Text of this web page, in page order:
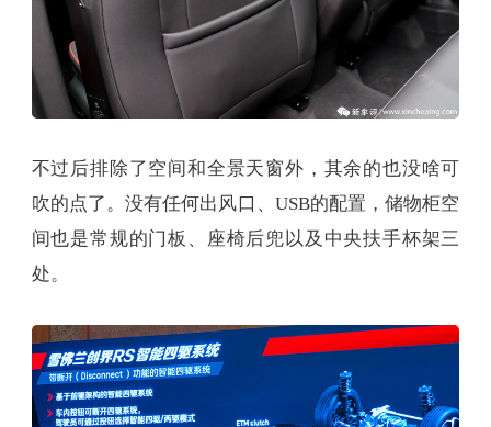
不过后排除了空间和全景天窗外，其余的也没啥可
吹的点了。没有任何出风口、USB的配置，储物柜空
间也是常规的门板、座椅后兜以及中央扶手杯架三
处。